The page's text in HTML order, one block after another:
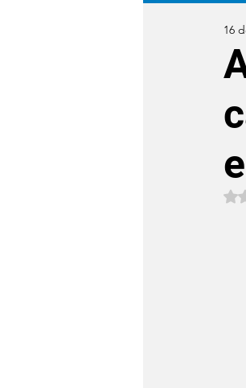
16